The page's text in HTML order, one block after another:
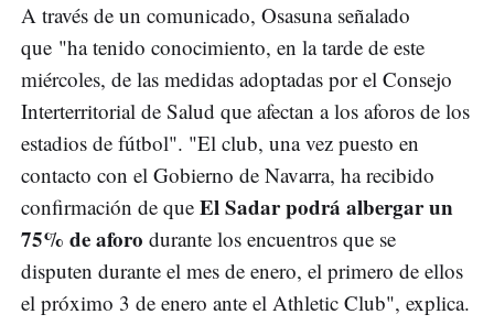
A través de un comunicado, Osasuna señalado
que "ha tenido conocimiento, en la tarde de este
miércoles, de las medidas adoptadas por el Consejo
Interterritorial de Salud que afectan a los aforos de los
estadios de fútbol". "El club, una vez puesto en
contacto con el Gobierno de Navarra, ha recibido
confirmación de que El Sadar podrá albergar un
75% de aforo durante los encuentros que se
disputen durante el mes de enero, el primero de ellos
el próximo 3 de enero ante el Athletic Club", explica.